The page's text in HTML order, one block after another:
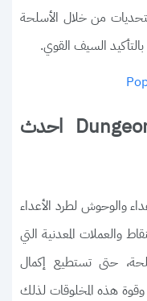
من خلال الأسلحة
السيف القوي.
تنزيل لعبة Dungeon Hunter 5 احدث
والوحوش لطرد الأعداء
والعملات المعدنية التي
حتى تستطيع إكمال
وقوة هذه المخلوقات لذلك